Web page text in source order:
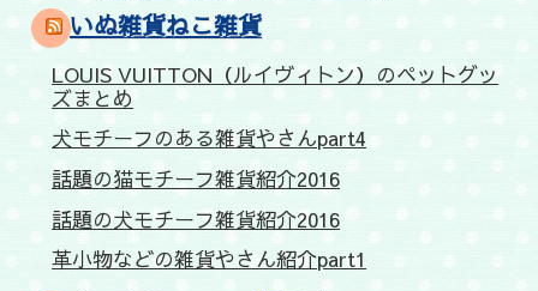
いぬ雑貨ねこ雑貨
LOUIS VUITTON（ルイヴィトン）のペットグッ
ズまとめ
犬モチーフのある雑貨やさんpart4
話題の猫モチーフ雑貨紹介2016
話題の犬モチーフ雑貨紹介2016
革小物などの雑貨やさん紹介part1